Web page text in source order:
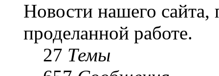
Новости нашего
проделанной работе.
27 Темы